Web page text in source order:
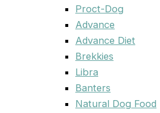
Proct-Dog
Advance
Advance Diet
Brekkies
Libra
Banters
Natural Dog Food